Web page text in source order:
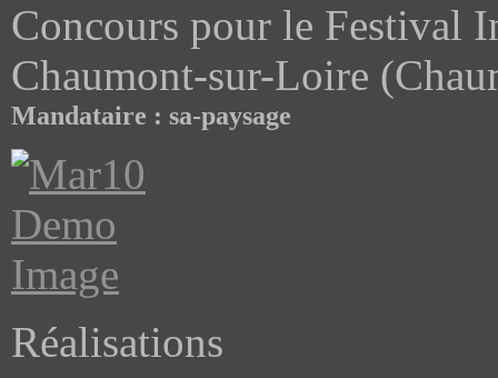
Concours pour le Festival
Chaumont-sur-Loire
Mandataire : sa-paysage
Réalisations